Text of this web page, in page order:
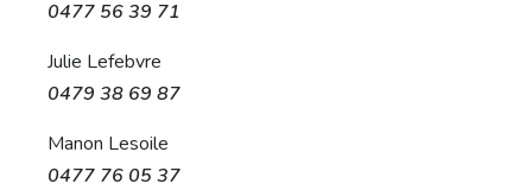
0477 56 39 71
Julie Lefebvre
0479 38 69 87
Manon Lesoile
0477 76 05 37